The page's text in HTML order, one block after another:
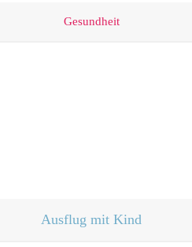
Gesundheit
Ausflug mit Kind